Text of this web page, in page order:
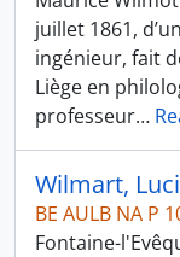
juillet 1861,
ingénieur, fait
Liège en
professeur…
Wilmart,
BE AULB NA P
Fontaine-